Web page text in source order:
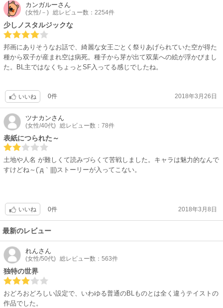
カンガルーさん
(女性/－) 総レビュー数：2254件
少しノスタルジックな
邦画にありそうなお話で、綺麗な女王ごとく祭りあげられていた空が得た
種から双子が産まれ空は病死。種子から芽が出て双葉への絵が浮かびまし
た。BL主ではなくちょっとSF入ってる感じでしたね。
いいね 0件 2018年3月26日
ツナカンさん
(女性/40代) 総レビュー数：78件
表紙につられた～
土地や人名 が難しくて読みづらくて苦戦しました。キャラは魅力的なんで
すけどね～(´д｀|||)ストーリーが入ってこない。
いいね 0件 2018年3月8日
最新のレビュー
れんさん
(女性/50代) 総レビュー数：563件
独特の世界
おどろおどろしい設定で、いわゆる普通のBLものとは全く違うテイストの
作品でした。